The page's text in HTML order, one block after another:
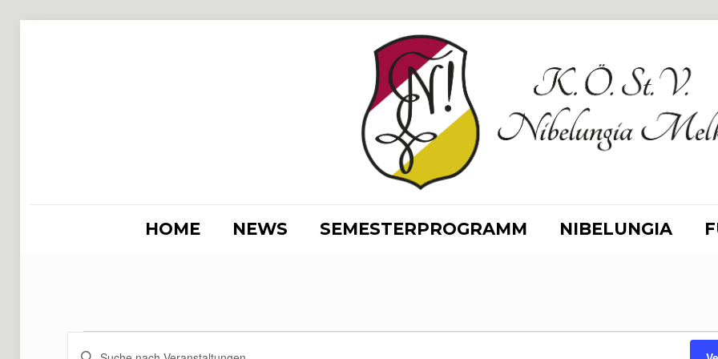
HOME NEWS SEMESTERPROGRAMM NIBELUNGIA
Veranstaltungen
Bitte